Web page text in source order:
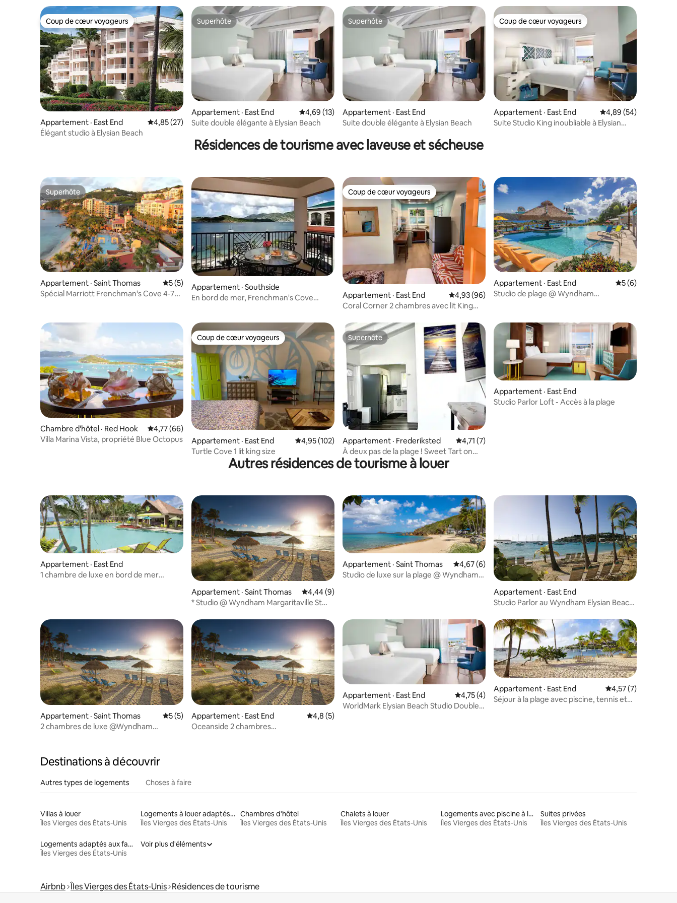
Coup de cœur voyageurs
Coup de cœur voyageurs
Appartement · East End Note moyenne de 4,85 sur 5, 27 commentaires
4,85 (27)
Élégant studio à Elysian Beach
Superhôte
Superhôte
Appartement · East End Note moyenne de 4,69 sur 5, 13 commentaires
4,69 (13)
Suite double élégante à Elysian Beach
Superhôte
Superhôte
Appartement · East End
Suite double élégante à Elysian Beach
Coup de cœur voyageurs
Coup de cœur voyageurs
Appartement · East End Note moyenne de
4,89 (54)
Suite Studio King inoubliable à Elysian
Résidences de tourisme avec laveuse et sécheuse
Superhôte
Superhôte
Appartement · Saint Thomas Note moyenne de 5 sur 5, 5 commentaires
5 (5)
Spécial Marriott Frenchman's Cove 4-7
Appartement · Southside
En bord de mer, Frenchman's Cove
Coup de cœur voyageurs
Coup de cœur voyageurs
Appartement · East End Note moyenne de 4,93 sur 5, 96 commentaires
4,93 (96)
Coral Corner 2 chambres avec lit King
Appartement · East End Note moyenne
5 (6)
Studio de plage @ Wyndham
Chambre d'hôtel · Red Hook Note moyenne de 4,77 sur 5, 66 commentaires
4,77 (66)
Villa Marina Vista, propriété Blue Octopus
Coup de cœur voyageurs
Coup de cœur voyageurs
Appartement · East End Note moyenne de 4,95 sur 5, 102 commentaires
4,95 (102)
Turtle Cove 1 lit king size
Superhôte
Superhôte
Appartement · Frederiksted Note moyenne de 4,71 sur 5, 7 commentaires
4,71 (7)
À deux pas de la plage ! Sweet Tart on
King « Goyave » 2 CHAMBRES
Appartement · East End
Studio Parlor Loft - Accès à la plage
Autres résidences de tourisme à louer
Appartement · East End
1 chambre de luxe en bord de mer
Appartement · Saint Thomas Note moyenne de 4,44 sur 5, 9 commentaires
4,44 (9)
* Studio @ Wyndham Margaritaville St
Appartement · Saint Thomas Note moyenne de 4,67 sur 5, 6 commentaires
4,67 (6)
Studio de luxe sur la plage @ Wyndham
Appartement · East End
Studio Parlor au Wyndham Elysian Beach
Appartement · Saint Thomas Note moyenne de 5 sur 5, 5 commentaires
5 (5)
2 chambres de luxe @Wyndham
Appartement · East End Note moyenne de 4,8 sur 5, 5 commentaires
4,8 (5)
Oceanside 2 chambres
Appartement · East End Note moyenne de 4,75 sur 5, 4 commentaires
4,75 (4)
WorldMark Elysian Beach Studio Double -
Appartement · East End Note moyenne de
4,57 (7)
Séjour à la plage avec piscine, tennis et
Destinations à découvrir
Autres types de logements Choses à faire
Villas à louer
Îles Vierges des États-Unis
Logements à louer adaptés aux animaux
Îles Vierges des États-Unis
Chambres d'hôtel
Îles Vierges des États-Unis
Chalets à louer
Îles Vierges des États-Unis
Logements avec piscine à louer
Îles Vierges des États-Unis
Suites privées
Îles Vierges des États-Unis
Logements adaptés aux familles à louer
Îles Vierges des États-Unis
Voir plus d'éléments
Airbnb Îles Vierges des États-Unis Résidences de tourisme